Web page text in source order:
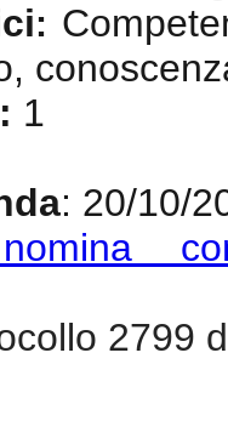
:
1
: 20/10/
2799